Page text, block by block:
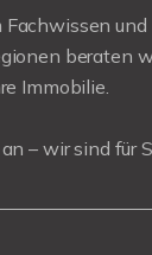
beraten
Immobilie.
– wir sind für